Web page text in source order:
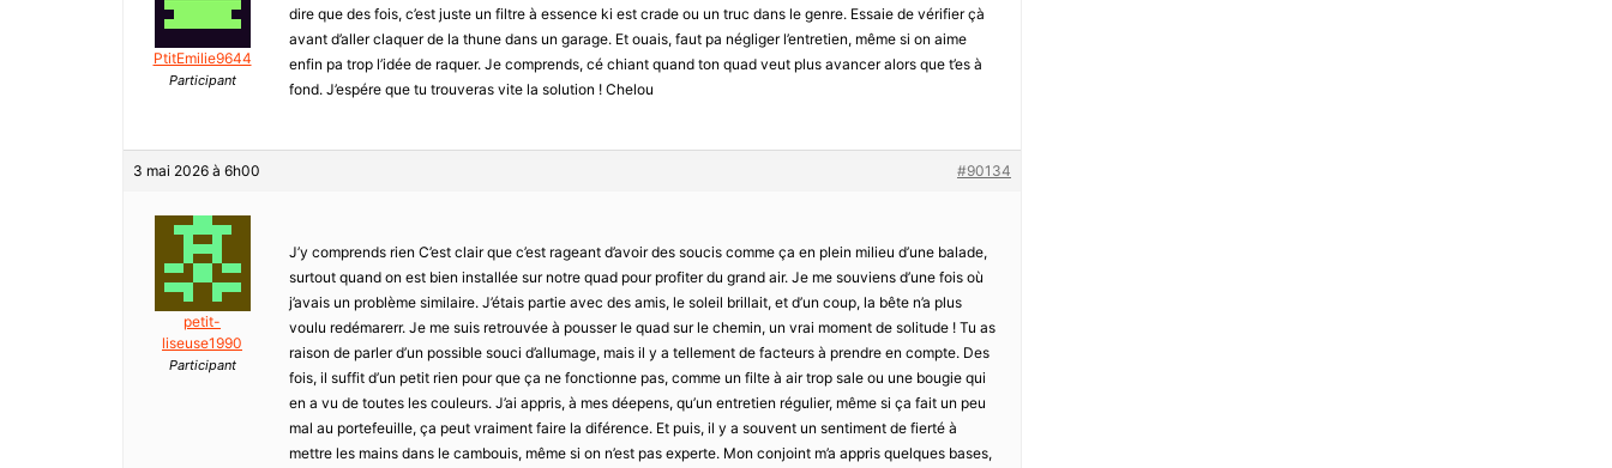
PtitEmilie9644
Participant
dire que des fois, c’est juste un filtre à essence ki est crade ou un truc dans le genre. Essaie de vérifier çà
avant d’aller claquer de la thune dans un garage. Et ouais, faut pa négliger l’entretien, même si on aime
enfin pa trop l’idée de raquer. Je comprends, cé chiant quand ton quad veut plus avancer alors que t’es à
fond. J’espére que tu trouveras vite la solution ! Chelou
3 mai 2026 à 6h00 #90134
petit-
liseuse1990
Participant
J’y comprends rien C’est clair que c’est rageant d’avoir des soucis comme ça en plein milieu d’une balade,
surtout quand on est bien installée sur notre quad pour profiter du grand air. Je me souviens d’une fois où
j’avais un problème similaire. J’étais partie avec des amis, le soleil brillait, et d’un coup, la bête n’a plus
voulu redémarerr. Je me suis retrouvée à pousser le quad sur le chemin, un vrai moment de solitude ! Tu as
raison de parler d’un possible souci d’allumage, mais il y a tellement de facteurs à prendre en compte. Des
fois, il suffit d’un petit rien pour que ça ne fonctionne pas, comme un filte à air trop sale ou une bougie qui
en a vu de toutes les couleurs. J’ai appris, à mes déepens, qu’un entretien régulier, même si ça fait un peu
mal au portefeuille, ça peut vraiment faire la diférence. Et puis, il y a souvent un sentiment de fierté à
mettre les mains dans le cambouis, même si on n’est pas experte. Mon conjoint m’a appris quelques bases,